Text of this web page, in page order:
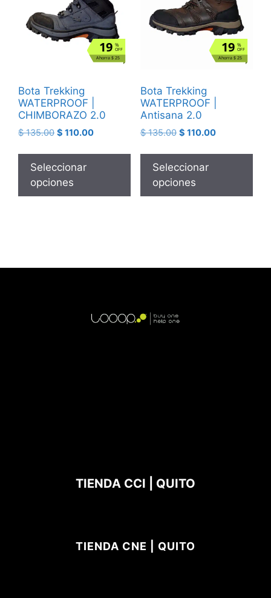
%
OFF
19
Ahorra $ 25
Bota Trekking
WATERPROOF |
CHIMBORAZO 2.0
$135.00 $ 110.00
Seleccionar
opciones
%
OFF
19
Ahorra $ 25
Bota Trekking
WATERPROOF |
Antisana 2.0
$135.00 $ 110.00
Seleccionar
opciones
TIENDA CCI | QUITO
TIENDA CNE | QUITO